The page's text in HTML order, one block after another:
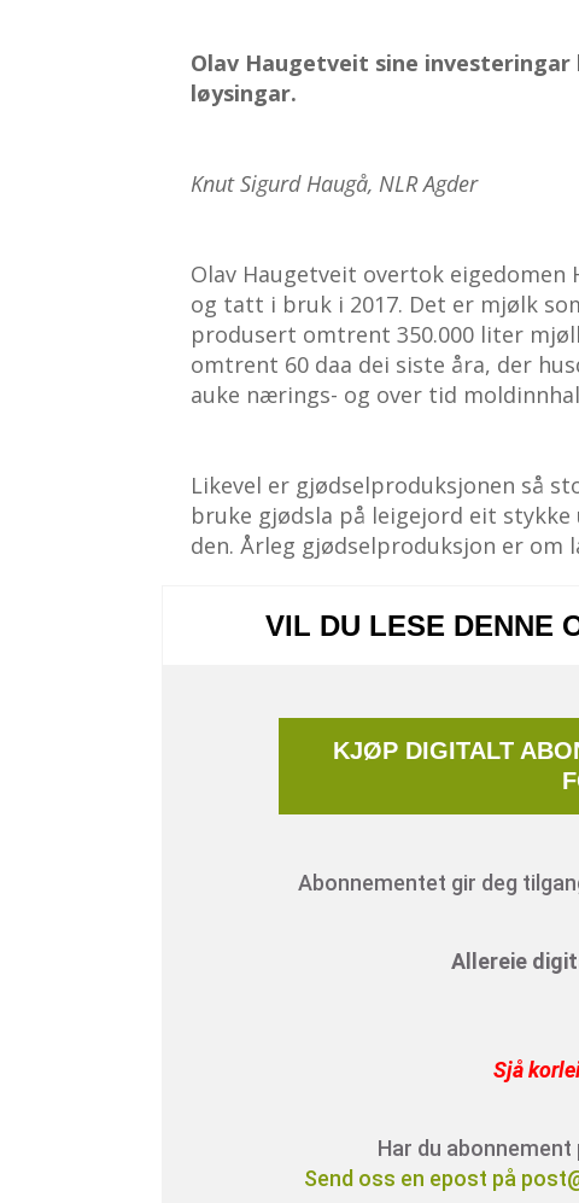
Olav Haugetveit sine
løysingar.
Knut Sigurd Haugå, NLR Agder
Olav Haugetveit overtok
og tatt i bruk i 2017. Det er mjølk
produsert omtrent 350.000 liter
omtrent 60 daa dei siste åra, der
auke nærings- og over tid
Likevel er gjødselproduksjonen så
bruke gjødsla på leigejord eit
den. Årleg gjødselproduksjon er om
VIL DU LESE DENNE
KJØP DIGITALT
Abonnementet gir deg
Allereie
Sjå
Har du
Send oss en epost på